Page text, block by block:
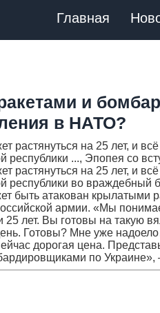
Главная
и
в НАТО?
на 25 лет, и
республики ..., Эпопея со
на 25 лет, и
республики во враждебный
быть атакован крылатыми
армии. «Мы
лет. Вы готовы на такую
Готовы? Мне уже
дорогая цена.
по